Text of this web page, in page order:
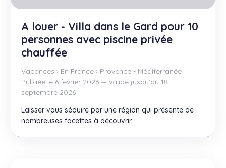
A louer - Villa dans le Gard pour 10
personnes avec piscine privée
chauffée
Vacances › En France › Provence - Méditerranée
Publiée le 6 février 2026 — valide jusqu’au 18
septembre 2026
Laisser vous séduire par une région qui présente de
nombreuses facettes à découvrir.